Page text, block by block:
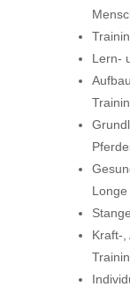
Lern-
Longe
Kraft-,